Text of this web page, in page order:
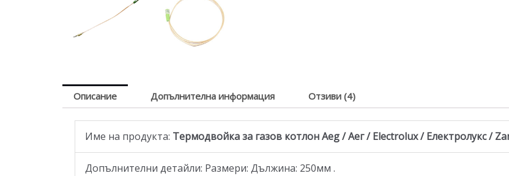
Описание Допълнителна информация Отзиви (4)
Име на продукта: Термодвойка за газов котлон Aeg / Аег / Electrolux / Електролукс /
Допълнителни детайли: Размери: Дължина: 250мм .